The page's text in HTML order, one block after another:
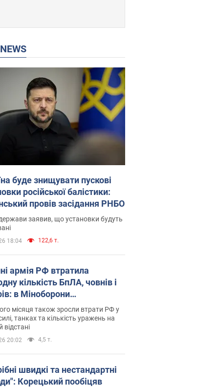
NEWS
буде знищувати пускові
російської балістики:
провів засідання РНБО
заявив, що установки будуть
18:04 122,6 т.
армія РФ втратила
кількість БпЛА, човнів і
в Міноборони
статистику
місяця також зросли втрати РФ у
танках та кількість уражень на
відстані
20:02 4,5 т.
швидкі та нестандартні
Корецький пообіцяв